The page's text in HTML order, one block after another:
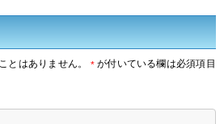
とはありません。 *が付いている欄は必須項目